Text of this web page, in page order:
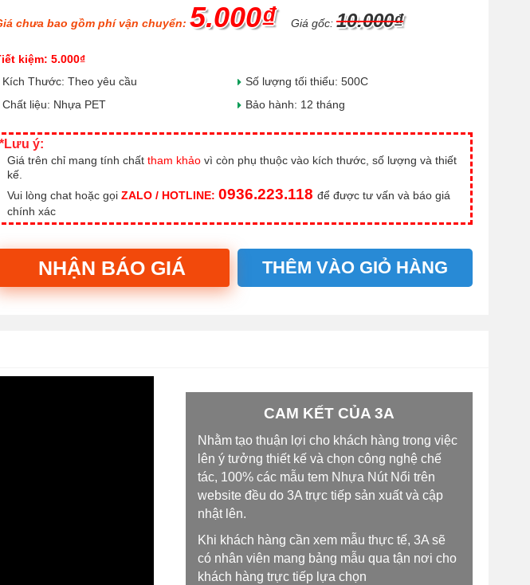
chưa bao gồm phí vận chuyển: 5.000₫ Giá gốc: 10.000₫
kiệm: 5.000₫
Kích Thước: Theo yêu cầu
Chất liệu: Nhựa PET
Số lượng tối thiểu: 500C
Bảo hành: 12 tháng
*Lưu ý:
Giá trên chỉ mang tính chất tham khảo vì còn phụ thuộc vào kích thước, số lượng và thiết
kế.
Vui lòng chat hoặc gọi ZALO / HOTLINE: 0936.223.118 để được tư vấn và báo giá
chính xác
NHẬN BÁO GIÁ THÊM VÀO GIỎ HÀNG
CAM KẾT CỦA 3A
Nhằm tạo thuận lợi cho khách hàng trong việc
lên ý tưởng thiết kế và chọn công nghệ chế
tác, 100% các mẫu tem Nhựa Nút Nổi trên
website đều do 3A trực tiếp sản xuất và cập
nhật lên.
Khi khách hàng cần xem mẫu thực tế, 3A sẽ
có nhân viên mang bảng mẫu qua tận nơi cho
khách hàng trực tiếp lựa chọn